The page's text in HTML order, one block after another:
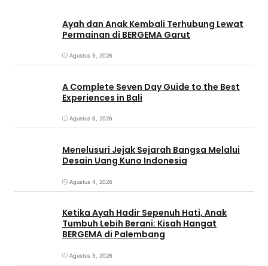
Ayah dan Anak Kembali Terhubung Lewat
Permainan di BERGEMA Garut
Agustus 9, 2026
A Complete Seven Day Guide to the Best
Experiences in Bali
Agustus 6, 2026
Menelusuri Jejak Sejarah Bangsa Melalui
Desain Uang Kuno Indonesia
Agustus 4, 2026
Ketika Ayah Hadir Sepenuh Hati, Anak
Tumbuh Lebih Berani: Kisah Hangat
BERGEMA di Palembang
Agustus 3, 2026